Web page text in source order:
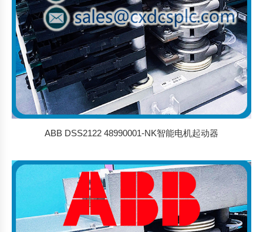
ABB DSS2122 48990001-NK智能电机起动器